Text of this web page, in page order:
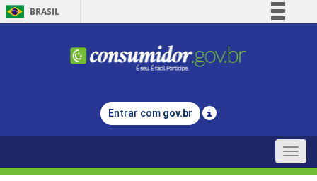
BRASIL
Comunica BR
Legislação
Entrar com gov.br
Toggle